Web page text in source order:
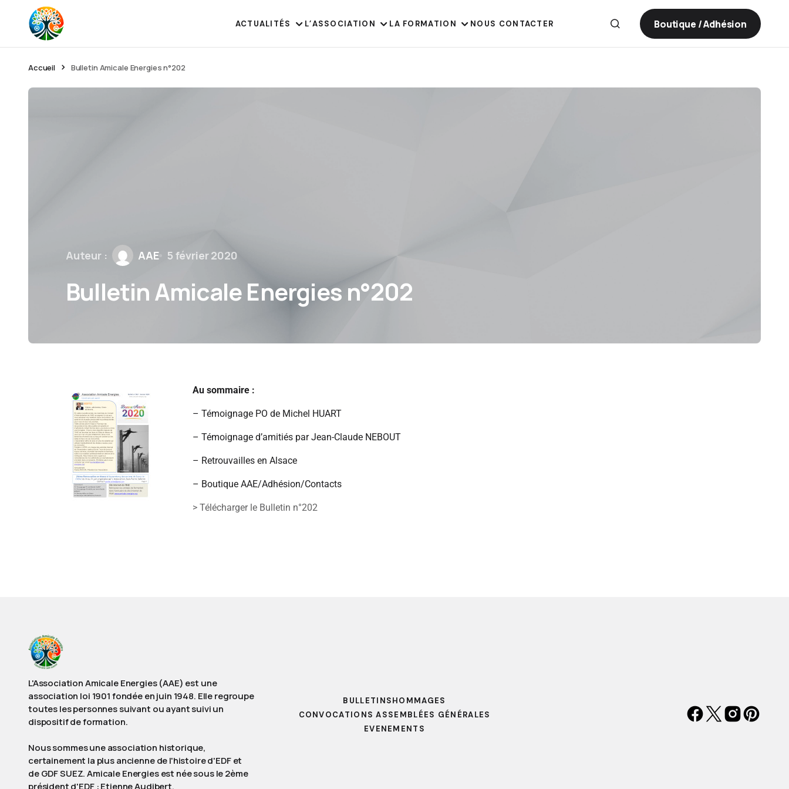
ACTUALITÉS L’ASSOCIATION LA FORMATION NOUS CONTACTER Boutique / Adhésion
Accueil Bulletin Amicale Energies n°202
Auteur : AAE 5 février 2020
Bulletin Amicale Energies n°202
Au sommaire :
– Témoignage PO de Michel HUART
– Témoignage d’amitiés par Jean-Claude NEBOUT
– Retrouvailles en Alsace
– Boutique AAE/Adhésion/Contacts
> Télécharger le Bulletin n°202
L'Association Amicale Energies (AAE) est une
association loi 1901 fondée en juin 1948. Elle regroupe
toutes les personnes suivant ou ayant suivi un
dispositif de formation.
Nous sommes une association historique,
certainement la plus ancienne de l'histoire d'EDF et
de GDF SUEZ. Amicale Energies est née sous le 2ème
président d'EDF : Etienne Audibert.
BULLETINSHOMMAGES
CONVOCATIONS ASSEMBLÉES GÉNÉRALES
EVENEMENTS